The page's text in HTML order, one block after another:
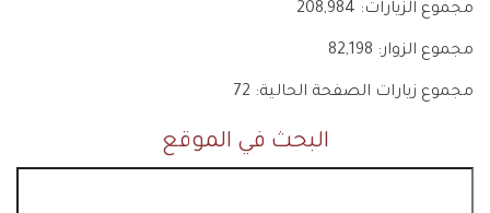
مجموع الزيارات:
مجموع الزوار:
مجموع زيارات الصفحة الحالية:
البحث في الموقع